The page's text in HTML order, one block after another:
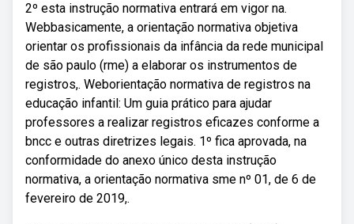
2º esta instrução normativa entrará em vigor na.
Webbasicamente, a orientação normativa objetiva
orientar os profissionais da infância da rede municipal
de são paulo (rme) a elaborar os instrumentos de
registros,. Weborientação normativa de registros na
educação infantil: Um guia prático para ajudar
professores a realizar registros eficazes conforme a
bncc e outras diretrizes legais. 1º fica aprovada, na
conformidade do anexo único desta instrução
normativa, a orientação normativa sme nº 01, de 6 de
fevereiro de 2019,.